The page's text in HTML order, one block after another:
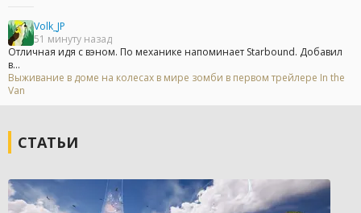
Volk_JP
51 минуту назад
Отличная идя с вэном. По механике напоминает Starbound. Добавил
в...
Выживание в доме на колесах в мире зомби в первом трейлере In the
Van
СТАТЬИ